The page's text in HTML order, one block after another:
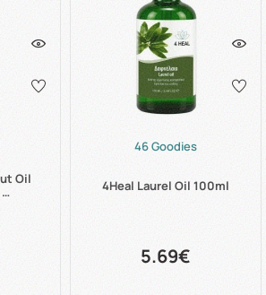
Oil
46 Goodies
4Heal Laurel Oil 100ml
5.69€